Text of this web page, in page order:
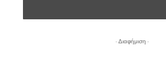
- Διαφήμιση -